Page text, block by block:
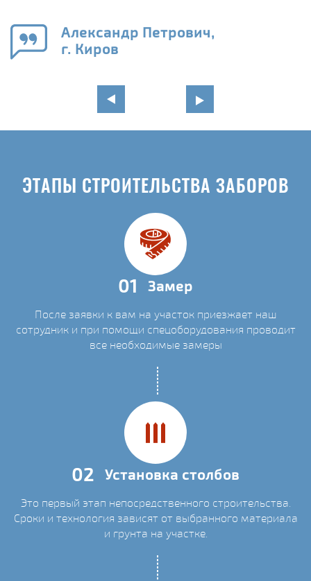
Александр Петрович,
г. Киров
ЭТАПЫ СТРОИТЕЛЬСТВА ЗАБОРОВ
01 Замер
После заявки к вам на участок приезжает наш
сотрудник и при помощи спецоборудования проводит
все необходимые замеры
02 Установка столбов
Это первый этап непосредственного строительства.
Сроки и технология зависят от выбранного материала
и грунта на участке.